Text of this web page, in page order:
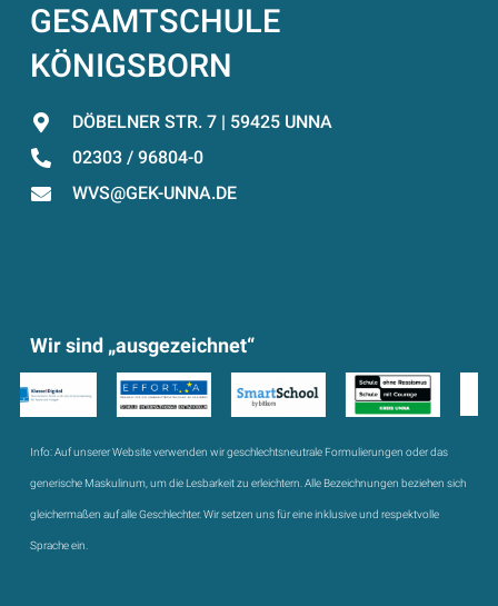
GESAMTSCHULE
KÖNIGSBORN
DÖBELNER STR. 7 | 59425 UNNA
02303 / 96804-0
WVS@GEK-UNNA.DE
Wir sind „ausgezeichnet“
Info:Auf unserer Website verwenden wir geschlechtsneutrale Formulierungen oder das
generische Maskulinum, um die Lesbarkeit zu erleichtern. Alle Bezeichnungen beziehen sich
gleichermaßen auf alle Geschlechter. Wir setzen uns für eine inklusive und respektvolle
Sprache ein.